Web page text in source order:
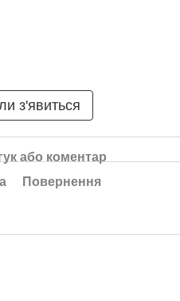
з'явиться
або коментар
Повернення